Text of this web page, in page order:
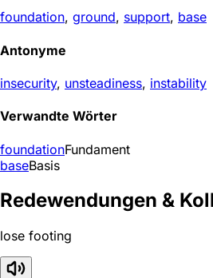
foundation, ground, support, base
Antonyme
insecurity, unsteadiness, instability
Verwandte Wörter
foundationFundament
baseBasis
Redewendungen &
lose footing